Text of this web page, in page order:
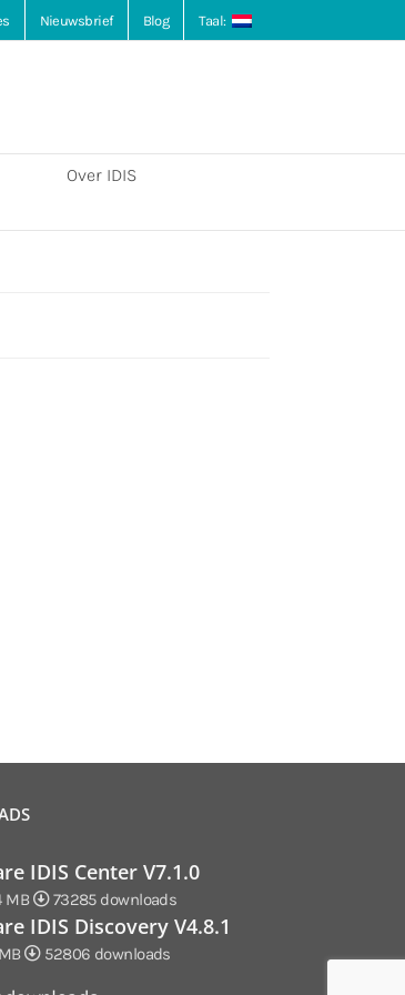
Nieuwsbrief Blog Taal:
Over IDIS
IDIS Center V7.1.0
MB 73285 downloads
IDIS Discovery V4.8.1
52806 downloads